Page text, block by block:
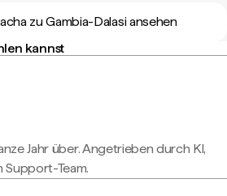
zu Gambia-Dalasi ansehen
kannst
Jahr über. Angetrieben durch KI,
Team.